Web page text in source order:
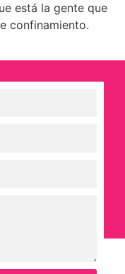
está la gente que
confinamiento.